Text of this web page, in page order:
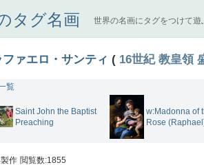
タグ名画 世界の名画にタグをつけて遊
ファエロ・サンティ ( 16世紀 教皇領
覧
Saint John the Baptist
Preaching
w:Madonna of
Rose
作 閲覧数:1855